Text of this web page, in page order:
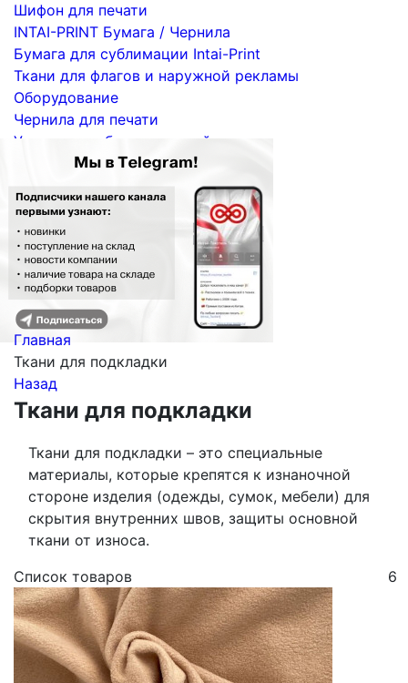
Шифон для печати
INTAI-PRINT Бумага / Чернила
Бумага для сублимации Intai-Print
Ткани для флагов и наружной рекламы
Оборудование
Чернила для печати
Услуги по сублимационной печати
Главная
Ткани для подкладки
Назад
Ткани для подкладки
Ткани для подкладки – это специальные
материалы, которые крепятся к изнаночной
стороне изделия (одежды, сумок, мебели) для
скрытия внутренних швов, защиты основной
ткани от износа.
Список товаров
6